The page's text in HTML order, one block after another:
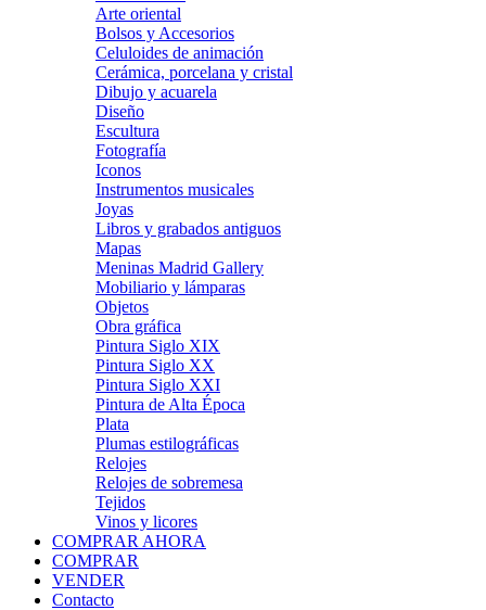
Arte oriental
Bolsos y Accesorios
Celuloides de animación
Cerámica, porcelana y cristal
Dibujo y acuarela
Diseño
Escultura
Fotografía
Iconos
Instrumentos musicales
Joyas
Libros y grabados antiguos
Mapas
Meninas Madrid Gallery
Mobiliario y lámparas
Objetos
Obra gráfica
Pintura Siglo XIX
Pintura Siglo XX
Pintura Siglo XXI
Pintura de Alta Época
Plata
Plumas estilográficas
Relojes
Relojes de sobremesa
Tejidos
Vinos y licores
COMPRAR AHORA
COMPRAR
VENDER
Contacto